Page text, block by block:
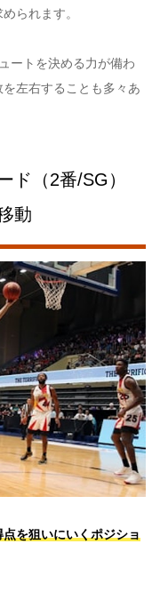
られます。
ートを決める力が備わ
左右することも多々あ
ド（2番/SG）
動
を狙いにいくポジショ